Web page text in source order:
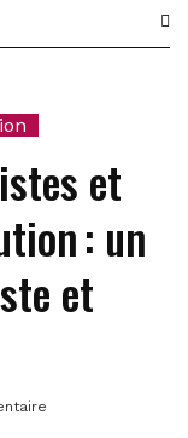
et
: un
et